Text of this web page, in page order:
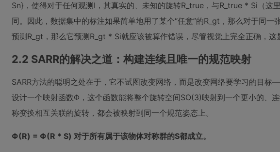
Sn}，使得对于任何观测I，其真实的、未知的旋转R_true，与R_true * Si（这
同。因此，数据集中的标注如果简单地用了某个“任意”的R_gt，那么对于同
预测R_gt，那么它预测R_gt * Si就应该被算作错误，尽管视觉上完全正确，这
2.2 SARR的解决之道：构建连续且唯一的规范映射
SARR方法的聪明之处在于，它不试图改变网络，而是改变网络要学习的目
设计一个映射函数Φ，这个函数能将整个旋转空间SO(3)映射到一个更小的、
称变换相互关联的旋转，都会被映射到同一个规范姿态上。
Φ(R) = Φ(R * S) 对于所有属于该物体对称群的S都成立。